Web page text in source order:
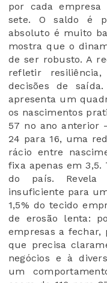
por cada
sete. O saldo é
absoluto é muito
mostra que o
de ser robusto. A
refletir
decisões de
apresenta um
os nascimentos
57 no ano anterior
24 para 16, uma
rácio entre
fixa apenas em
do país. Revela
insuficiente para
1,5% do tecido
de erosão lenta:
empresas a
que precisa
negócios e à
um